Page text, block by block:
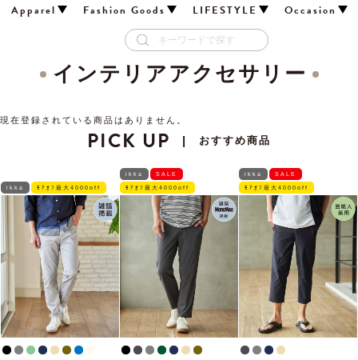
Apparel
Fashion Goods LIFESTYLE Occasion
インテリアアクセサリー
現在登録されている商品はありません。
PICK UP | おすすめ商品
ikka ﾓｱｵﾌ最大4000off
ikka SALE
ﾓｱｵﾌ最大4000off
ikka SALE
ﾓｱｵﾌ最大4000off